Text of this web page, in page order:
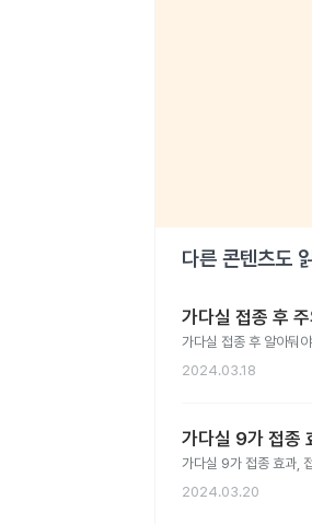
다른 콘텐츠도
가다실 접종 후
가다실 접종 후 알아둬
2024.03.18
가다실 9가 접종
가다실 9가 접종 효과,
2024.03.20